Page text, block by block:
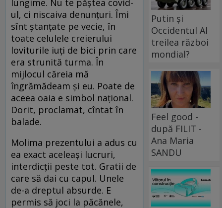
lungime. Nu te păștea covid-
ul, ci niscaiva denunțuri. Îmi
sînt ștanțate pe vecie, în
toate celulele creierului
loviturile iuți de bici prin care
era strunită turma. În
mijlocul căreia mă
îngrămădeam și eu. Poate de
aceea oaia e simbol național.
Dorit, proclamat, cîntat în
balade.
Molima prezentului a adus cu
ea exact aceleași lucruri,
interdicții peste tot. Gratii de
care să dai cu capul. Unele
de-a dreptul absurde. E
permis să joci la păcănele,
Putin și
Occidentul Al
treilea război
mondial?
Feel good -
după FILIT -
Ana Maria
SANDU